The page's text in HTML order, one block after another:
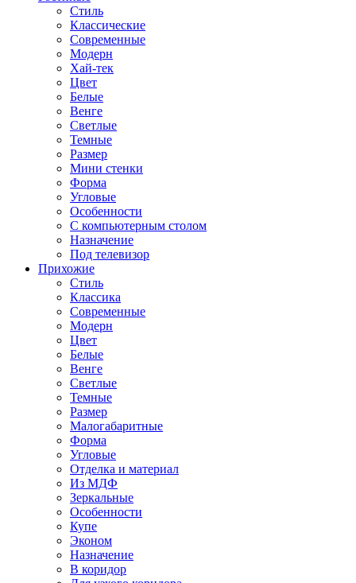
Стиль
Классические
Современные
Модерн
Хай-тек
Цвет
Белые
Венге
Светлые
Темные
Размер
Мини стенки
Форма
Угловые
Особенности
С компьютерным столом
Назначение
Под телевизор
Прихожие
Стиль
Классика
Современные
Модерн
Цвет
Белые
Венге
Светлые
Темные
Размер
Малогабаритные
Форма
Угловые
Отделка и материал
Из МДФ
Зеркальные
Особенности
Купе
Эконом
Назначение
В коридор